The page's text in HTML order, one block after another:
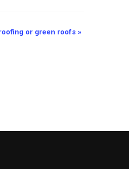
or green roofs »